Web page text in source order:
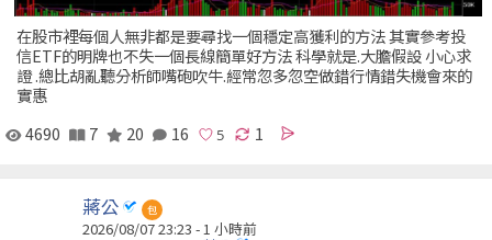
在股市裡每個人無非都是要尋找一個穩定高獲利的方法 其實參考投
信ETF的明牌也不失一個長線簡單好方法 科學就是.大膽假設 小心求
證 .總比胡亂聽分析師嘴砲吹牛.經常忽多忽空做錯行情錯失機會來的
實惠
4690
7 20 16 1
蔣公 包
2026/08/07 23:23 - 1 小時前